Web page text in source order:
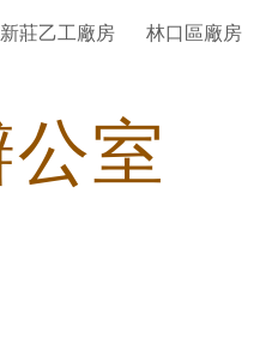
新莊乙工廠房 林口區廠房
室